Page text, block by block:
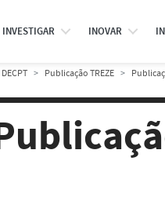
INVESTIGAR INOVAR
DECPT Publicação TREZE